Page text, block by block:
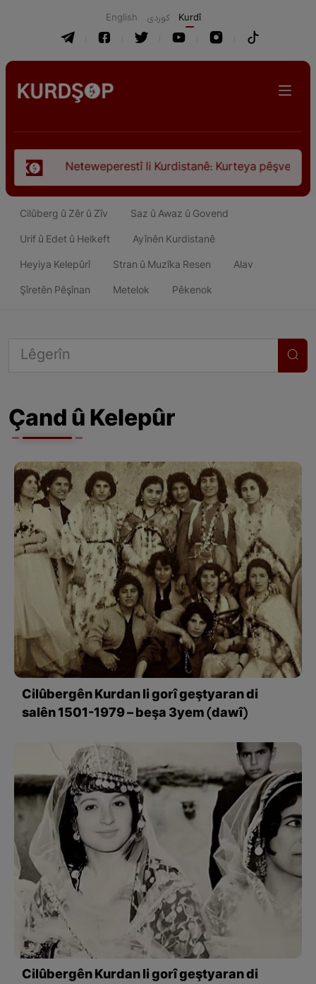
English كوردی Kurdî
li Kurdistanê: Kurteya pêşveçûna dirokî û civakî-siyasî
Cilûberg û Zêr û Zîv Saz û Awaz û Govend
Urif û Edet û Helkeft Ayînên Kurdistanê
Heyiya Kelepûrî Stran û Muzîka Resen Alav
Şîretên Pêşînan Metelok Pêkenok
Çand û Kelepûr
Cilûbergên Kurdan li gorî geştyaran di
salên 1501-1979 – beşa 3yem (dawî)
Cilûbergên Kurdan li gorî geştyaran di